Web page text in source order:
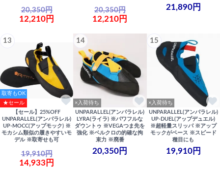
20,350円
12,210円
20,350円
12,210円
21,890円
13
取寄もOK
★セール
【セール】25%OFF
UNPARALLEL(アンパラレル)
UP-MOCC(アップモック) ※
モカシム類似の履きやすいモ
デル ※取寄せも可
19,910円
14,933円
14
×入荷待ち
UNPARALLEL(アンパラレル)
LYRA(ライラ) ※パワフルな
ダウントゥ ※VEGAつま先を
強化 ※ベルクロの的確な拘
束力 ※廃番
20,350円
15
×入荷待ち
UNPARALLEL(アンパラレル)
UP-DUEL(アップデュエル)
※超軽量スリッパ ※アップ
モックがベース ※スピード
種目にも
19,910円